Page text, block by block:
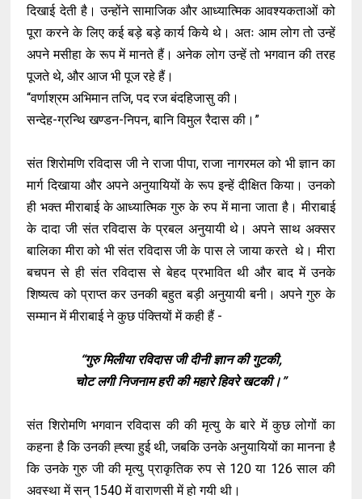
दिखाई देती है। उन्होंने सामाजिक और आध्यात्मिक आवश्यकताओं को
पूरा करने के लिए कई बड़े बड़े कार्य किये थे। अतः आम लोग तो उन्हें
अपने मसीहा के रूप में मानते हैं। अनेक लोग उन्हें तो भगवान की तरह
पूजते थे, और आज भी पूज रहे हैं।
“वर्णाश्रम अभिमान तजि, पद रज बंदहिजासु की।
सन्देह-ग्रन्थि खण्डन-निपन, बानि विमुल रैदास की।”
संत शिरोमणि रविदास जी ने राजा पीपा, राजा नागरमल को भी ज्ञान का
मार्ग दिखाया और अपने अनुयायियों के रूप इन्हें दीक्षित किया। उनको
ही भक्त मीराबाई के आध्यात्मिक गुरु के रुप में माना जाता है। मीराबाई
के दादा जी संत रविदास के प्रबल अनुयायी थे। अपने साथ अक्सर
बालिका मीरा को भी संत रविदास जी के पास ले जाया करते थे। मीरा
बचपन से ही संत रविदास से बेहद प्रभावित थी और बाद में उनके
शिष्यत्व को प्राप्त कर उनकी बहुत बड़ी अनुयायी बनी। अपने गुरु के
सम्मान में मीराबाई ने कुछ पंक्तियों में कही हैं -
“गुरु मिलीया रविदास जी दीनी ज्ञान की गुटकी,
चोट लगी निजनाम हरी की महारे हिवरे खटकी।”
संत शिरोमणि भगवान रविदास की की मृत्यु के बारे में कुछ लोगों का
कहना है कि उनकी ह्त्या हुई थी, जबकि उनके अनुयायियों का मानना है
कि उनके गुरु जी की मृत्यु प्राकृतिक रुप से 120 या 126 साल की
अवस्था में सन् 1540 में वाराणसी में हो गयी थी।